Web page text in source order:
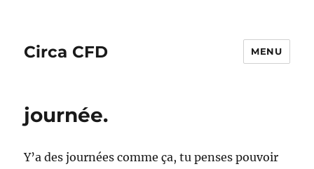
Circa CFD MENU
journée.
Y’a des journées comme ça, tu penses pouvoir